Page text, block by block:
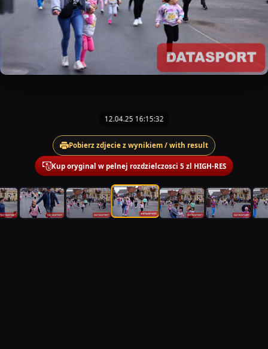
12.04.25 16:15:32
Pobierz zdjecie z wynikiem / with result
Kup oryginal w pelnej rozdzielczosci 5 zl HIGH-RES